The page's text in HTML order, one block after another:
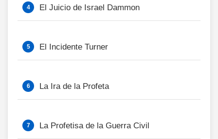
El Juicio de Israel Dammon
El Incidente Turner
La Ira de la Profeta
La Profetisa de la Guerra Civil